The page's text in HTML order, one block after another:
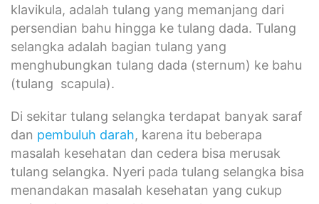
klavikula, adalah tulang yang memanjang dari
persendian bahu hingga ke tulang dada. Tulang
selangka adalah bagian tulang yang
menghubungkan tulang dada (sternum) ke bahu
(tulang scapula).
Di sekitar tulang selangka terdapat banyak saraf
dan pembuluh darah, karena itu beberapa
masalah kesehatan dan cedera bisa merusak
tulang selangka. Nyeri pada tulang selangka bisa
menandakan masalah kesehatan yang cukup